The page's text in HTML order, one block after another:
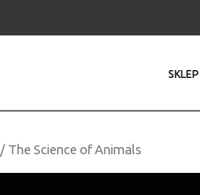
SKLEP
/ The Science of Animals